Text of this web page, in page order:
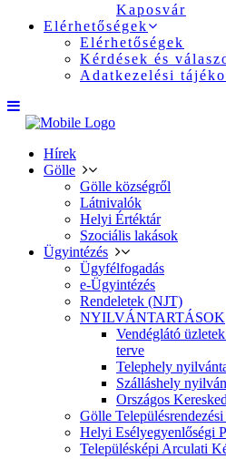
Kaposvár
Elérhetőségek
Elérhetőségek
Kérdések és
Adatkezelési
Hírek
Gölle
Gölle községről
Látnivalók
Helyi Értéktár
Szociális lakások
Ügyintézés
Ügyfélfogadás
e-Ügyintézés
Rendeletek (NJT)
NYILVÁNTARTÁSOK
Vendéglátó
terve
Telephely
Szálláshely
Országos
Gölle
Helyi Esélyegyenlőségi
Településképi Arculati